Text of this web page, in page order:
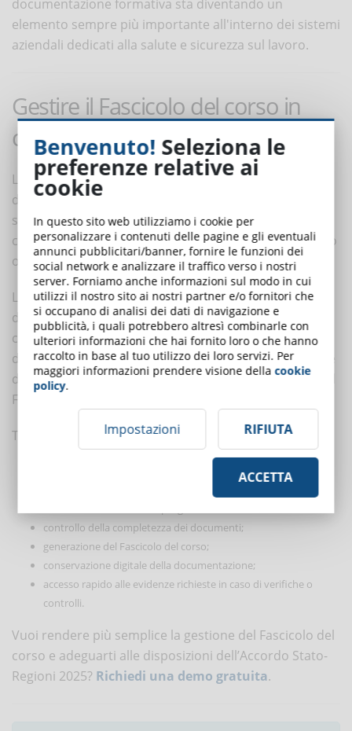
documentazione formativa sta diventando un
elemento sempre più importante all'interno dei sistemi
aziendali dedicati alla salute e sicurezza sul lavoro.
Gestire il Fascicolo del corso in
conformità all’Accordo
La necessità di raccogliere e conservare la
documentazione prevista dalla normativa rende
sempre più importante l’utilizzo distrumenti digitali
che consentano di organizzare le informazioni in modo
ordinato e facilmente consultabile.
La piattaformaDynDevice LMSsupporta la gestione
delle attività formative e della documentazione
correlata, consentendo di centralizzare dati e
documenti in un unico sistema. Grazie all’automazione
di molte operazioni, la creazione e l’aggiornamento del
Fascicolo diventano più semplici e veloci.
Tra le principali funzionalità:
raccolta automatica dei dati dei partecipanti;
controllo della completezza dei documenti;
generazione del Fascicolo del corso;
conservazione digitale della documentazione;
accesso rapido alle evidenze richieste in caso di verifiche o
controlli.
Vuoi rendere più semplice la gestione del Fascicolo del
corso e adeguarti alle disposizioni dell’Accordo Stato-
Regioni 2025? Richiedi una demo gratuita.
Benvenuto! Seleziona le
preferenze relative ai
cookie
In questo sito web utilizziamo i cookie per
personalizzare i contenuti delle pagine e gli eventuali
annunci pubblicitari/banner, fornire le funzioni dei
social network e analizzare il traffico verso i nostri
server. Forniamo anche informazioni sul modo in cui
utilizzi il nostro sito ai nostri partner e/o fornitori che
si occupano di analisi dei dati di navigazione e
pubblicità, i quali potrebbero altresì combinarle con
ulteriori informazioni che hai fornito loro o che hanno
raccolto in base al tuo utilizzo dei loro servizi. Per
maggiori informazioni prendere visione dellacookie
policy.
Impostazioni RIFIUTA
ACCETTA